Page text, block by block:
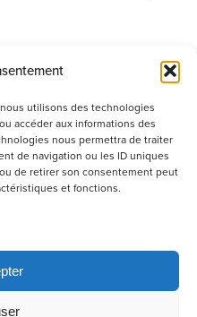
utilisons des technologies
accéder aux informations des
nous permettra de traiter
de navigation ou les ID uniques
de retirer son consentement peut
et fonctions.
envoyez votre candidature